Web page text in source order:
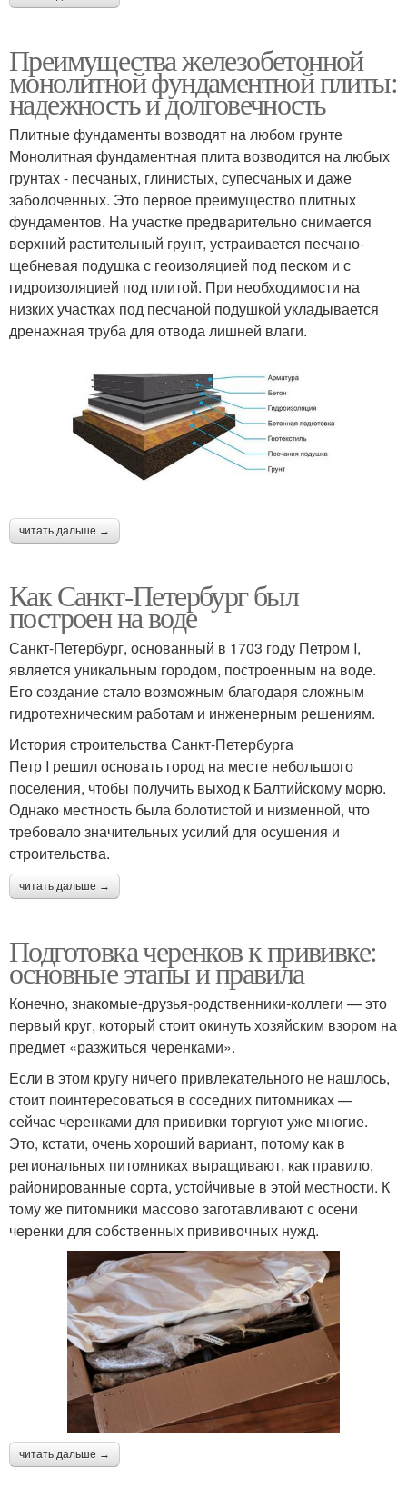
Преимущества железобетонной
монолитной фундаментной плиты:
надежность и долговечность
Плитные фундаменты возводят на любом грунте
Монолитная фундаментная плита возводится на любых
грунтах - песчаных, глинистых, супесчаных и даже
заболоченных. Это первое преимущество плитных
фундаментов. На участке предварительно снимается
верхний растительный грунт, устраивается песчано-
щебневая подушка с геоизоляцией под песком и с
гидроизоляцией под плитой. При необходимости на
низких участках под песчаной подушкой укладывается
дренажная труба для отвода лишней влаги.
читать дальше →
Как Санкт-Петербург был
построен на воде
Санкт-Петербург, основанный в 1703 году Петром I,
является уникальным городом, построенным на воде.
Его создание стало возможным благодаря сложным
гидротехническим работам и инженерным решениям.
История строительства Санкт-Петербурга
Петр I решил основать город на месте небольшого
поселения, чтобы получить выход к Балтийскому морю.
Однако местность была болотистой и низменной, что
требовало значительных усилий для осушения и
строительства.
читать дальше →
Подготовка черенков к прививке:
основные этапы и правила
Конечно, знакомые-друзья-родственники-коллеги — это
первый круг, который стоит окинуть хозяйским взором на
предмет «разжиться черенками».
Если в этом кругу ничего привлекательного не нашлось,
стоит поинтересоваться в соседних питомниках —
сейчас черенками для прививки торгуют уже многие.
Это, кстати, очень хороший вариант, потому как в
региональных питомниках выращивают, как правило,
районированные сорта, устойчивые в этой местности. К
тому же питомники массово заготавливают с осени
черенки для собственных прививочных нужд.
читать дальше →